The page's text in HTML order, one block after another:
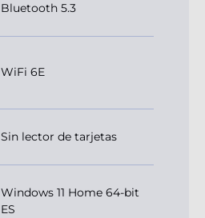
Bluetooth 5.3
WiFi 6E
Sin lector de tarjetas
Windows 11 Home 64-bit
ES